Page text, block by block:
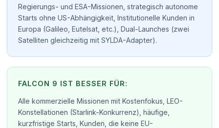
Regierungs- und ESA-Missionen, strategisch autonome
Starts ohne US-Abhängigkeit, Institutionelle Kunden in
Europa (Galileo, Eutelsat, etc.), Dual-Launches (zwei
Satelliten gleichzeitig mit SYLDA-Adapter).
FALCON 9 IST BESSER FÜR:
Alle kommerzielle Missionen mit Kostenfokus, LEO-
Konstellationen (Starlink-Konkurrenz), häufige,
kurzfristige Starts, Kunden, die keine EU-